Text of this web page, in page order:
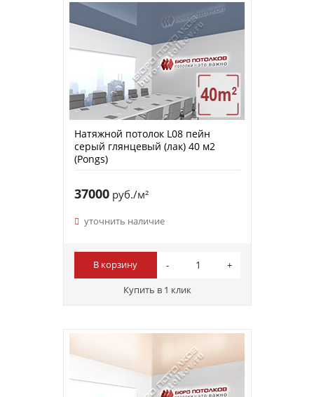
Натяжной потолок L08 пейн
серый глянцевый (лак) 40 м2
(Pongs)
37000руб./м²
уточнить наличие
В корзину
Купить в 1 клик